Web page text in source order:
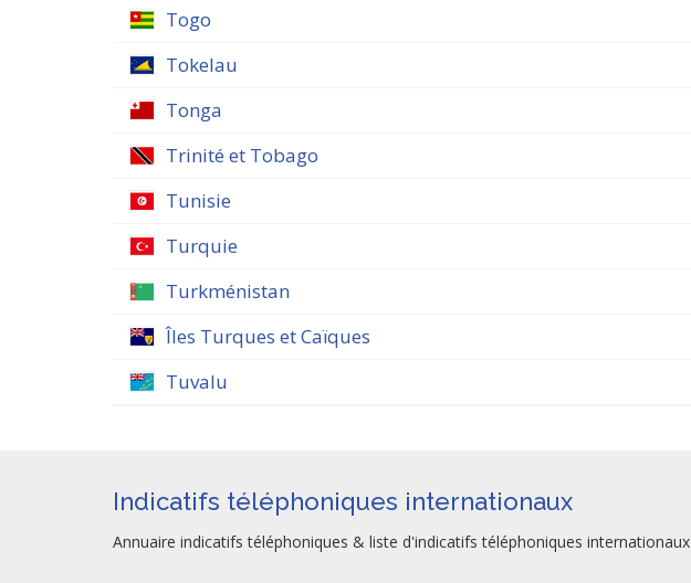
Togo
Tokelau
Tonga
Trinité et Tobago
Tunisie
Turquie
Turkménistan
Îles Turques et Caïques
Tuvalu
Indicatifs téléphoniques internationaux
Annuaire indicatifs téléphoniques & liste d'indicatifs téléphoniques internationaux